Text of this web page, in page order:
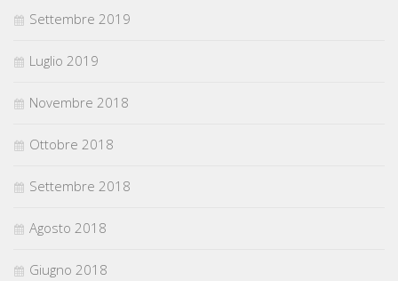
Settembre 2019
Luglio 2019
Novembre 2018
Ottobre 2018
Settembre 2018
Agosto 2018
Giugno 2018